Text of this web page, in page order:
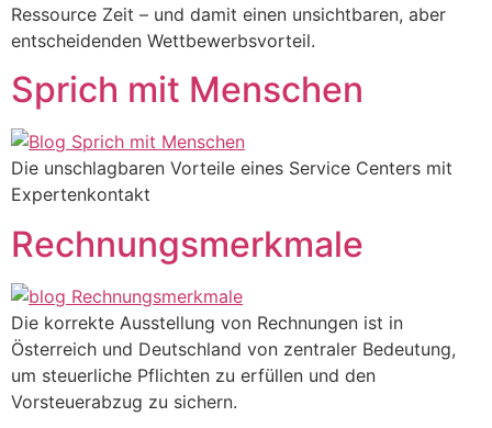
Ressource Zeit – und damit einen unsichtbaren, aber
entscheidenden Wettbewerbsvorteil.
Sprich mit Menschen
Die unschlagbaren Vorteile eines Service Centers mit
Expertenkontakt
Rechnungsmerkmale
Die korrekte Ausstellung von Rechnungen ist in
Österreich und Deutschland von zentraler Bedeutung,
um steuerliche Pflichten zu erfüllen und den
Vorsteuerabzug zu sichern.